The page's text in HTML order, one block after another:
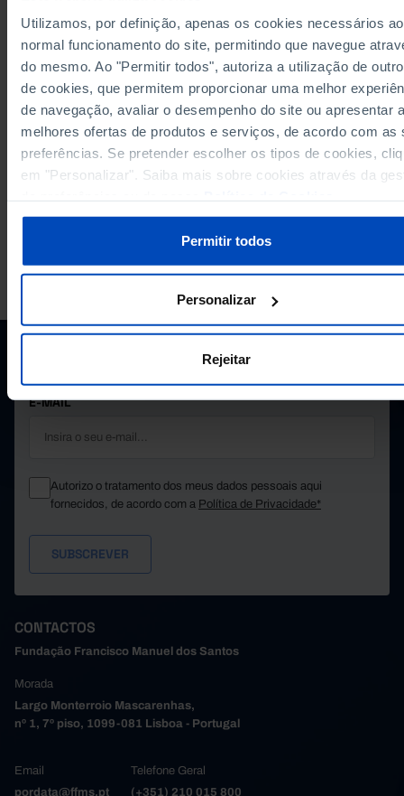
Utilizamos, por definição, apenas os cookies necessários ao
normal funcionamento do site, permitindo que navegue
do mesmo. Ao "Permitir todos", autoriza a utilização de
de cookies, que permitem proporcionar uma melhor
de navegação, avaliar o desempenho do site ou apresentar
melhores ofertas de produtos e serviços, de acordo com as
preferências. Se pretender escolher os tipos de cookies,
em "Personalizar". Saiba mais sobre cookies através da
Permitir todos
Personalizar
Rejeitar
RELACIONADOS
Votos de residentes no estrangeiro nas eleições para a Presidência da
República: total, válidos, brancos e nulos em Portugal
Eleitores residentes no estrangeiro nas eleições para a Assembleia da
República: total, votantes e abstenção em Portugal
A PORDATA É UM PROJETO DA FUNDAÇÃO FRANCISCO MANUEL DOS
SUBSCREVER A NEWSLETTER DA
FUNDAÇÃO
E-MAIL
Autorizo o tratamento dos meus dados pessoais aqui
fornecidos, de acordo com a Política de Privacidade*
CONTACTOS
Fundação Francisco Manuel dos Santos
Morada
Largo Monterroio Mascarenhas,
nº 1, 7º piso, 1099-081 Lisboa - Portugal
Email
pordata@ffms.pt
Telefone Geral
(+351) 210 015 800